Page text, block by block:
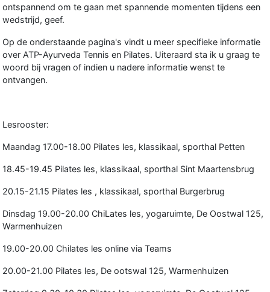
ontspannend om te gaan met spannende momenten tijdens een
wedstrijd, geef.
Op de onderstaande pagina's vindt u meer specifieke informatie
over ATP-Ayurveda Tennis en Pilates. Uiteraard sta ik u graag te
woord bij vragen of indien u nadere informatie wenst te
ontvangen.
Lesrooster:
Maandag 17.00-18.00 Pilates les, klassikaal, sporthal Petten
18.45-19.45 Pilates les, klassikaal, sporthal Sint Maartensbrug
20.15-21.15 Pilates les , klassikaal, sporthal Burgerbrug
Dinsdag 19.00-20.00 ChiLates les, yogaruimte, De Oostwal 125,
Warmenhuizen
19.00-20.00 Chilates les online via Teams
20.00-21.00 Pilates les, De ootswal 125, Warmenhuizen